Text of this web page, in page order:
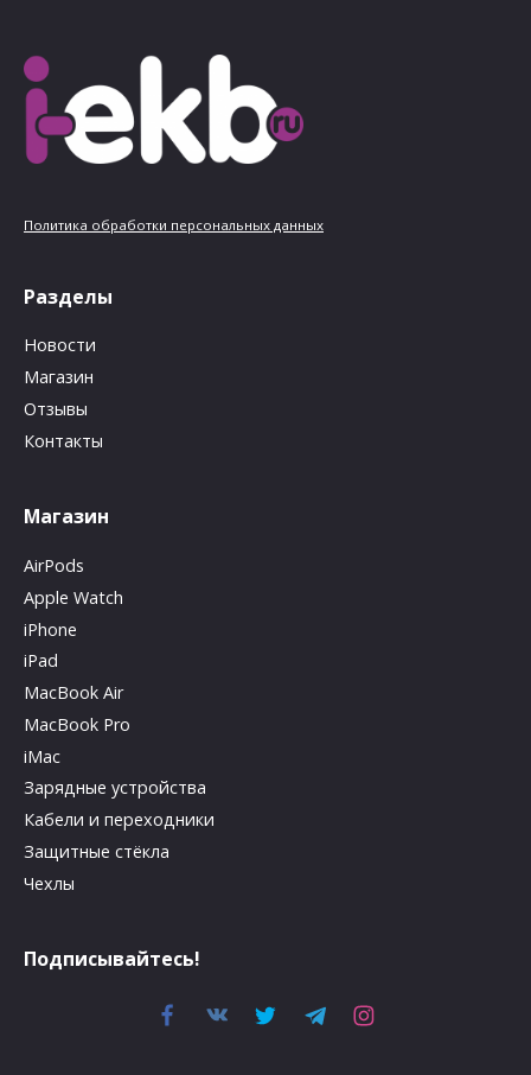
Политика обработки персональных данных
Разделы
Новости
Магазин
Отзывы
Контакты
Магазин
AirPods
Apple Watch
iPhone
iPad
MacBook Air
MacBook Pro
iMac
Зарядные устройства
Кабели и переходники
Защитные стёкла
Чехлы
Подписывайтесь!